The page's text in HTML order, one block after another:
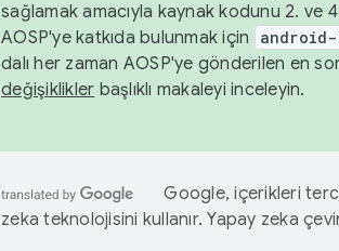
sağlamak amacıyla kaynak kodunu 2. ve
AOSP'ye katkıda bulunmak için
dalı her zaman AOSP'ye gönderilen en
değişiklikler başlıklı makaleyi inceleyin.
Google, içerikleri
zeka teknolojisini kullanır. Yapay zeka